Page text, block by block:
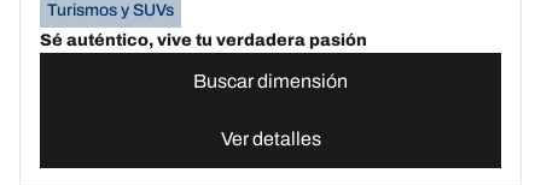
Turismos y SUVs
Sé auténtico, vive tu verdadera pasión
Buscar dimensión
Ver detalles